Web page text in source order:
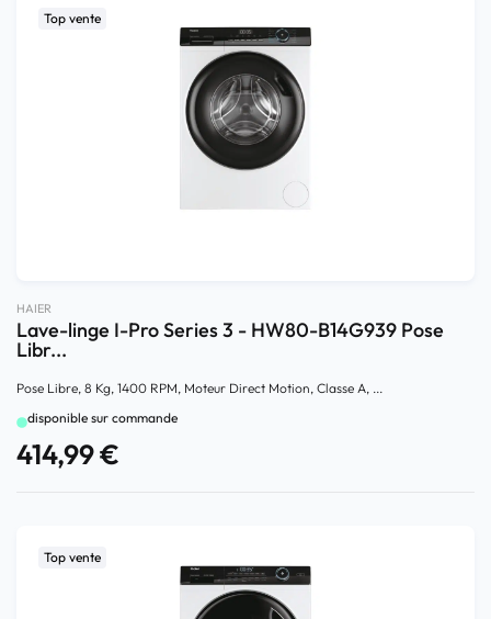
Top vente
HAIER
Lave-linge I-Pro Series 3 - HW80-B14G939 Pose
Libr...
Pose Libre, 8 Kg, 1400 RPM, Moteur Direct Motion, Classe A, ...
disponible sur commande
414,99€
Top vente